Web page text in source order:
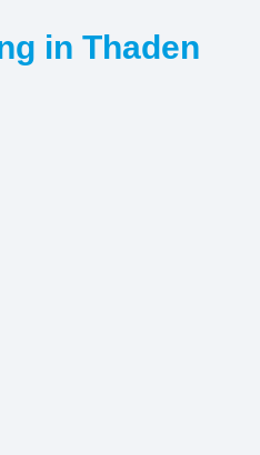
in Thaden